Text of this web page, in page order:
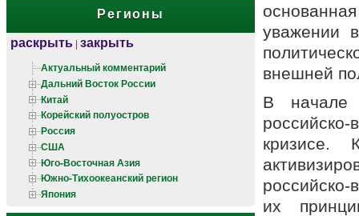
Регионы
раскрыть | закрыть
Актуальный комментарий
Дальний Восток России
Китай
Корейский полуостров
Россия
США
Юго-Восточная Азия
Южно-Тихоокеанский регион
Япония
уважении
внешней
В начале
кризисе.
российско-
их